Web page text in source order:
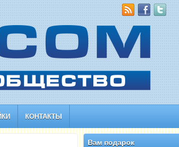
КОНТАКТЫ
Вам подарок